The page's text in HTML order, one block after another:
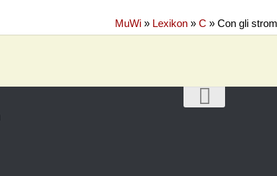
MuWi » Lexikon » C » Con gli